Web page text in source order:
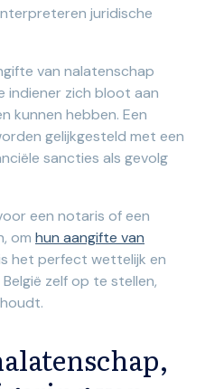
juridische
van nalatenschap
indiener zich bloot aan
kunnen hebben. Een
gelijkgesteld met een
sancties als gevolg
een notaris of een
om hun aangifte van
het perfect wettelijk en
zelf op te stellen,